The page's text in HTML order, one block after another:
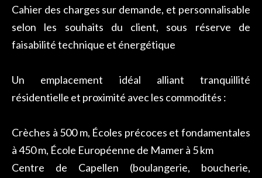
Cahier des charges sur demande, et personnalisable
selon les souhaits du client, sous réserve de
faisabilité technique et énergétique
Un emplacement idéal alliant tranquillité
résidentielle et proximité avec les commodités :
Crèches à 500 m, Écoles précoces et fondamentales
à 450 m, École Européenne de Mamer à 5 km
Centre de Capellen (boulangerie, boucherie,